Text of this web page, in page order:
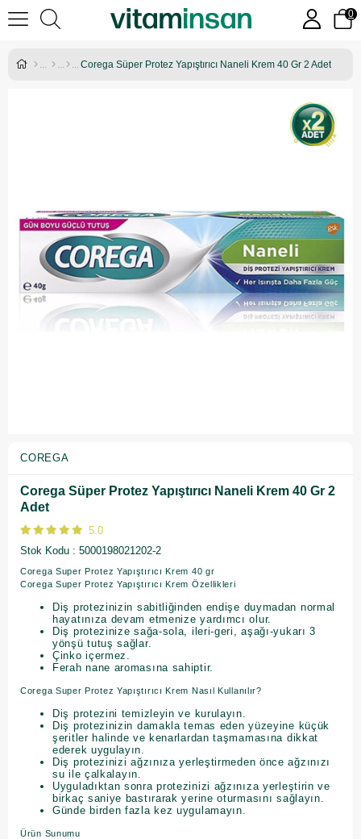
0
Corega Süper Protez Yapıştırıcı Naneli Krem 40 Gr 2 Adet
COREGA
Corega Süper Protez Yapıştırıcı Naneli Krem 40 Gr 2
Adet
5.0
Stok Kodu
5000198021202-2
Corega Super Protez Yapıştırıcı Krem 40 gr
Corega Super Protez Yapıştırıcı Krem Özellikleri
Diş protezinizin sabitliğinden endişe duymadan normal
hayatınıza devam etmenize yardımcı olur.
Diş protezinize sağa-sola, ileri-geri, aşağı-yukarı 3
yönşü tutuş sağlar.
Çinko içermez.
Ferah nane aromasına sahiptir.
Corega Super Protez Yapıştırıcı Krem Nasıl Kullanılır?
Diş protezini temizleyin ve kurulayın.
Diş protezinizin damakla temas eden yüzeyine küçük
şeritler halinde ve kenarlardan taşmamasına dikkat
ederek uygulayın.
Diş protezinizi ağzınıza yerleştirmeden önce ağzınızı
su ile çalkalayın.
Uyguladıktan sonra protezinizi ağzınıza yerleştirin ve
birkaç saniye bastırarak yerine oturmasını sağlayın.
Günde birden fazla kez uygulamayın.
Ürün Sunumu